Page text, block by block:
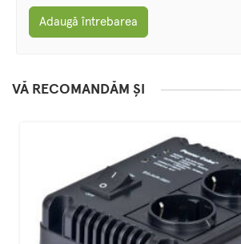
Adaugă întrebarea
VĂ RECOMANDĂM ȘI